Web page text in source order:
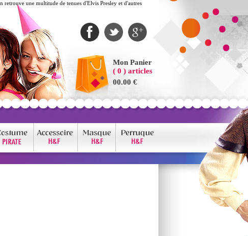
une multitude de tenues d'Elvis Presley et d'autres
Mon Panier
( 0 ) articles
00.00 €